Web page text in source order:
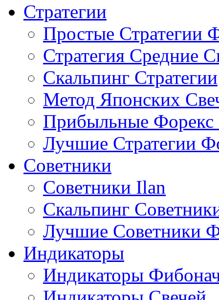
Стратегии
Простые Стратегии
Стратегия Средние
Скальпинг Стратегии
Метод Японских
Прибыльные Форекс
Лучшие Стратегии
Советники
Советники Ilan
Скальпинг
Лучшие Советники
Индикаторы
Индикаторы